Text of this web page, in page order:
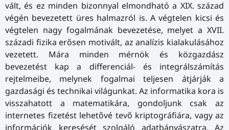
vált, és ez minden bizonnyal elmondható a XIX. század
végén bevezetett üres halmazról is. A végtelen kicsi és
végtelen nagy fogalmának bevezetése, melyet a XVII.
századi fizika erősen motivált, az analízis kialakulásához
vezetett. Mára minden mérnök és közgazdász
bevezetést kap a differenciál- és integrálszámítás
rejtelmeibe, melynek fogalmai teljesen átjárják a
gazdasági és technikai világunkat. Az informatika kora is
visszahatott a matematikára, gondoljunk csak az
internetes fizetést lehetővé tevő kriptográfiára, vagy az
információk keresését szolgáló adatbányászatra. Az